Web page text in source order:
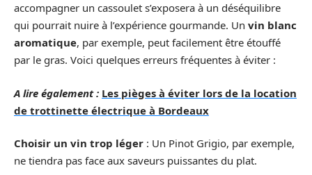
accompagner un cassoulet s’exposera à un déséquilibre
qui pourrait nuire à l’expérience gourmande. Un vin blanc
aromatique, par exemple, peut facilement être étouffé
par le gras. Voici quelques erreurs fréquentes à éviter :
A lire également : Les pièges à éviter lors de la location
de trottinette électrique à Bordeaux
Choisir un vin trop léger : Un Pinot Grigio, par exemple,
ne tiendra pas face aux saveurs puissantes du plat.